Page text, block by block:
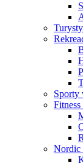
Sporty
Fitness
Nordic